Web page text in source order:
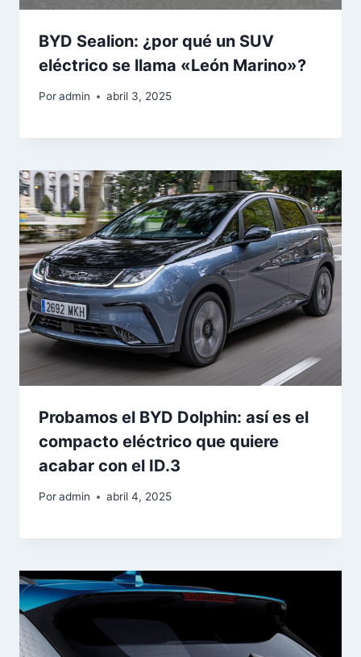
BYD Sealion: ¿por qué un SUV
eléctrico se llama «León Marino»?
Poradmin abril 3, 2025
Probamos el BYD Dolphin: así es el
compacto eléctrico que quiere
acabar con el ID.3
Poradmin abril 4, 2025